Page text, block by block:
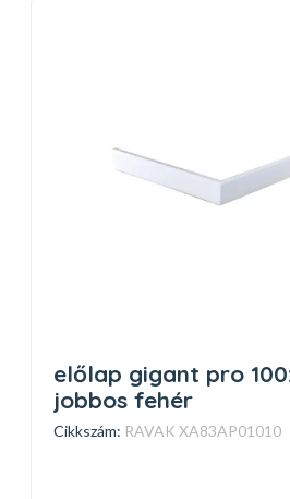
előlap gigant pro
jobbos fehér
Cikkszám: RAVAK XA83AP01010